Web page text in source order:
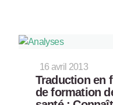
16 avril 2013
Traduction en
de formation